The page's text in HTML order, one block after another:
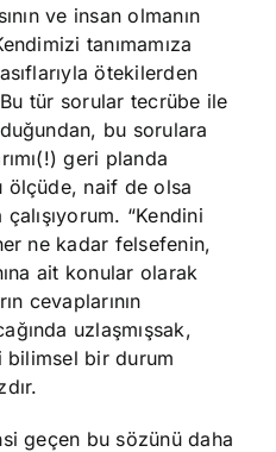
ve insan olmanın
tanımamıza
ötekilerden
tür sorular tecrübe ile
bu sorulara
geri planda
naif de olsa
“Kendini
ne kadar felsefenin,
ait konular olarak
cevaplarının
uzlaşmışsak,
bilimsel bir durum
geçen bu sözünü daha